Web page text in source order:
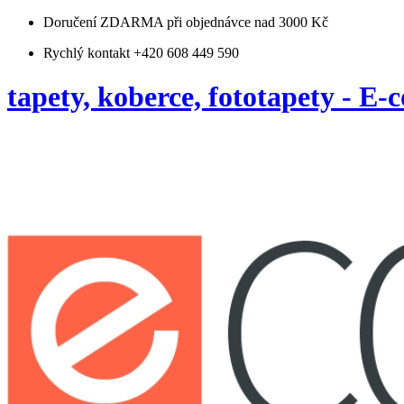
Doručení ZDARMA při objednávce nad 3000 Kč
Rychlý kontakt +420 608 449 590
tapety, koberce, fototapety - E-